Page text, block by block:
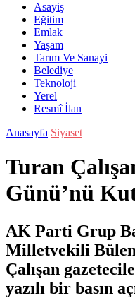
Asayiş
Eğitim
Emlak
Yaşam
Tarım Ve Sanayi
Belediye
Teknoloji
Yerel
Resmî İlan
Anasayfa Siyaset
Turan
Günü’nü
AK Parti Grup
Milletvekili
Çalışan
yazılı bir basın